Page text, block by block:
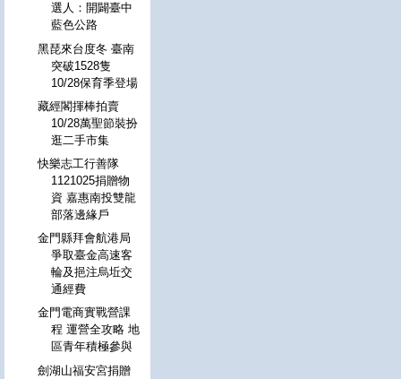
選人：開闢臺中
藍色公路
黑琵來台度冬 臺南
突破1528隻
10/28保育季登場
藏經閣揮棒拍賣
10/28萬聖節裝扮
逛二手市集
快樂志工行善隊
1121025捐贈物
資 嘉惠南投雙龍
部落邊緣戶
金門縣拜會航港局
爭取臺金高速客
輪及挹注烏坵交
通經費
金門電商實戰營課
程 運營全攻略 地
區青年積極參與
劍湖山福安宮捐贈